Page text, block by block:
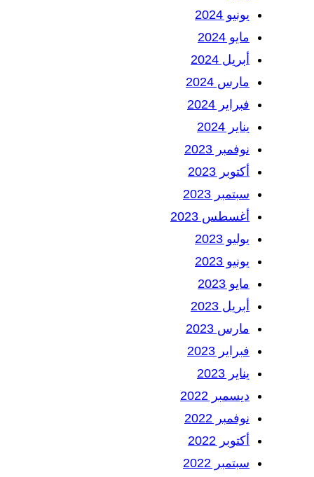
يونيو 2024
مايو 2024
أبريل 2024
مارس 2024
فبراير 2024
يناير 2024
نوفمبر 2023
أكتوبر 2023
سبتمبر 2023
أغسطس 2023
يوليو 2023
يونيو 2023
مايو 2023
أبريل 2023
مارس 2023
فبراير 2023
يناير 2023
ديسمبر 2022
نوفمبر 2022
أكتوبر 2022
سبتمبر 2022